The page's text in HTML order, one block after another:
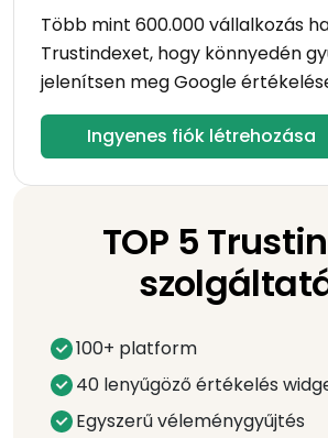
Több mint 600.000 vállalkozás
Trustindexet, hogy könnyedén
jelenítsen meg Google
Ingyenes fiók létrehozása
TOP 5
100+ platform
40 lenyűgöző értékelés
Egyszerű véleménygyűjtés